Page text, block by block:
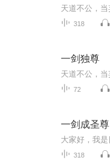
318
一剑独尊
72
一剑成圣尊
318